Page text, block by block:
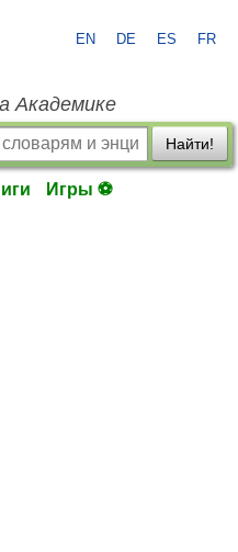
EN DE ES FR
Академике
Найти!
Игры ⚽